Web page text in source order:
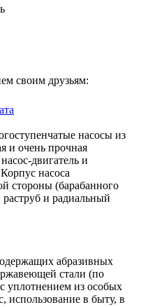
своим друзьям:
насосы из
и очень прочная
двигатель и
насоса
стороны (барабанного
и радиальный
абразивных
стали (по
уплотнением из особых
использование в быту, в